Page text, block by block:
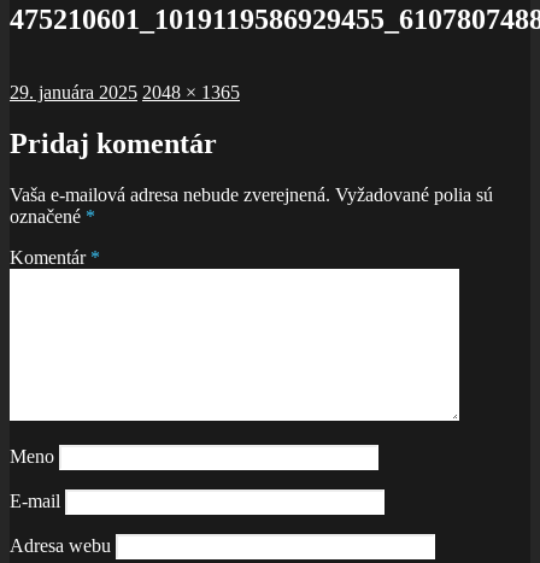
Publikované
29. januára 2025 Plná
2048 × 1365
Pridaj komentár
Vaša e-mailová adresa nebude zverejnená. Vyžadované polia sú
označené *
Komentár *
Meno
E-mail
Adresa webu